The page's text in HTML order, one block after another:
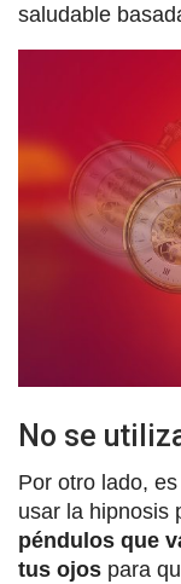
saludable
No se
Por otro lado,
usar la hipnosis
péndulos que
tus ojos para